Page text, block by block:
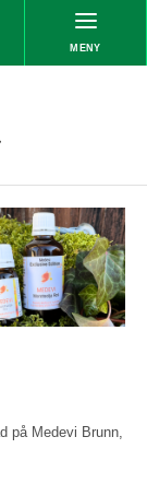
MENY
på Medevi Brunn,